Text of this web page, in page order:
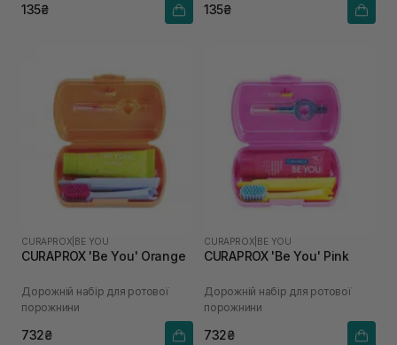
135₴ 135₴
CURAPROX BE YOU
CURAPROX 'Be You' Orange
Дорожній набір для ротової
порожнини
732₴
CURAPROX BE YOU
CURAPROX 'Be You' Pink
Дорожній набір для ротової
порожнини
732₴